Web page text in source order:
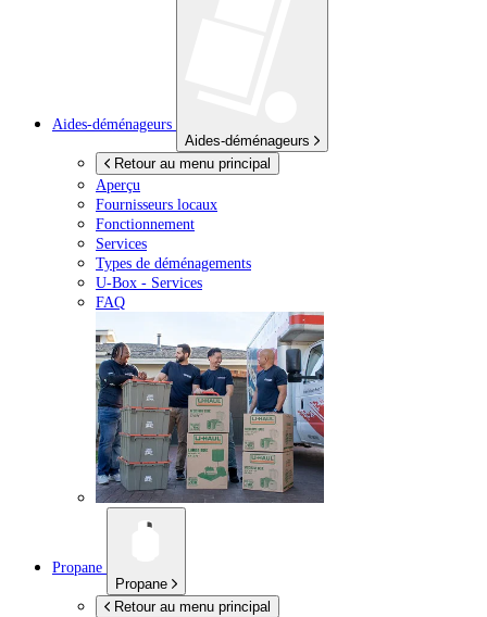
Aides-déménageurs
Aides-déménageurs
Retour au menu principal
Aperçu
Fournisseurs locaux
Fonctionnement
Services
Types de déménagements
U-Box - Services
FAQ
Propane
Propane
Retour au menu principal